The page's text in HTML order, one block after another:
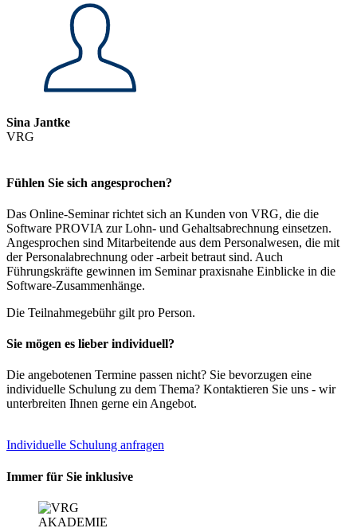
Sina Jantke
VRG
Fühlen Sie sich angesprochen?
Das Online-Seminar richtet sich an Kunden von VRG, die die
Software PROVIA zur Lohn- und Gehaltsabrechnung einsetzen.
Angesprochen sind Mitarbeitende aus dem Personalwesen, die mit
der Personalabrechnung oder -arbeit betraut sind. Auch
Führungskräfte gewinnen im Seminar praxisnahe Einblicke in die
Software-Zusammenhänge.
Die Teilnahmegebühr gilt pro Person.
Sie mögen es lieber individuell?
Die angebotenen Termine passen nicht? Sie bevorzugen eine
individuelle Schulung zu dem Thema? Kontaktieren Sie uns - wir
unterbreiten Ihnen gerne ein Angebot.
Individuelle Schulung anfragen
Immer für Sie inklusive